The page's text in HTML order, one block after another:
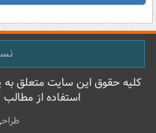
کليه حقوق اين سايت متعلق به
استفاده از